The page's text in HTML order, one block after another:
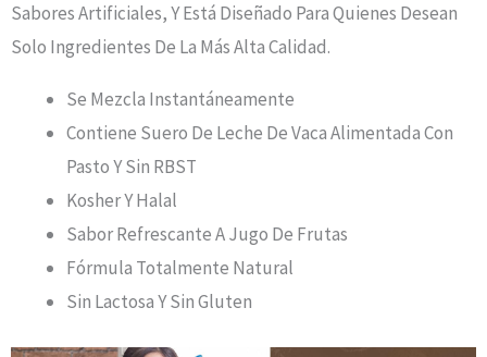
Sabores Artificiales, Y Está Diseñado Para Quienes Desean
Solo Ingredientes De La Más Alta Calidad.
Se Mezcla Instantáneamente
Contiene Suero De Leche De Vaca Alimentada Con
Pasto Y Sin RBST
Kosher Y Halal
Sabor Refrescante A Jugo De Frutas
Fórmula Totalmente Natural
Sin Lactosa Y Sin Gluten